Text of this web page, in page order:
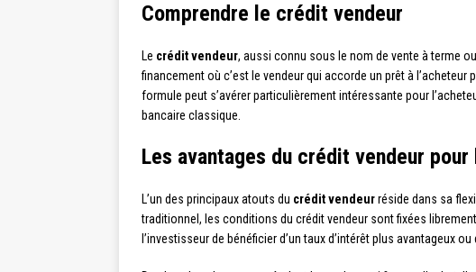
Comprendre le crédit vendeur
Le crédit vendeur, aussi connu sous le nom de vente à terme
financement où c’est le vendeur qui accorde un prêt à l’acheteur
formule peut s’avérer particulièrement intéressante pour
bancaire classique.
Les avantages du crédit vendeur pour
L’un des principaux atouts du crédit vendeurréside dans sa
traditionnel, les conditions du crédit vendeur sont fixées
l’investisseur de bénéficier d’un taux d’intérêt plus avantageux